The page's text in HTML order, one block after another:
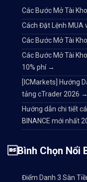
Các Bước Mở Tài
Cách Đặt Lệnh MUA
Các Bước Mở Tài
Các Bước Mở Tài
10% phí →
[ICMarkets] Hướng
tảng cTrader 2026 →
Hướng dẫn chi tiết
BINANCE mới nhất
Bình Chọn Nổi
Điểm Danh 3 Sàn